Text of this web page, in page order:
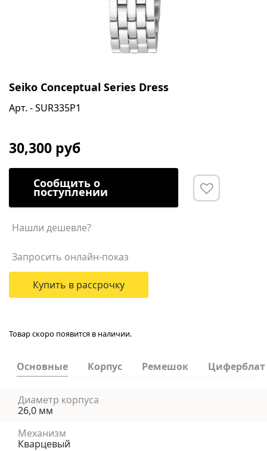
Seiko Conceptual Series Dress
Арт. - SUR335P1
30,300 руб
Сообщить о
поступлении
Нашли дешевле?
Запросить онлайн-показ
Купить в рассрочку
Товар скоро появится в наличии.
Основные Корпус Ремешок Циферблат
Диаметр корпуса
26,0 мм
Механизм
Кварцевый